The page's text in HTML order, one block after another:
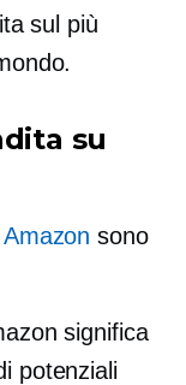
sul più
su
sono
significa
potenziali